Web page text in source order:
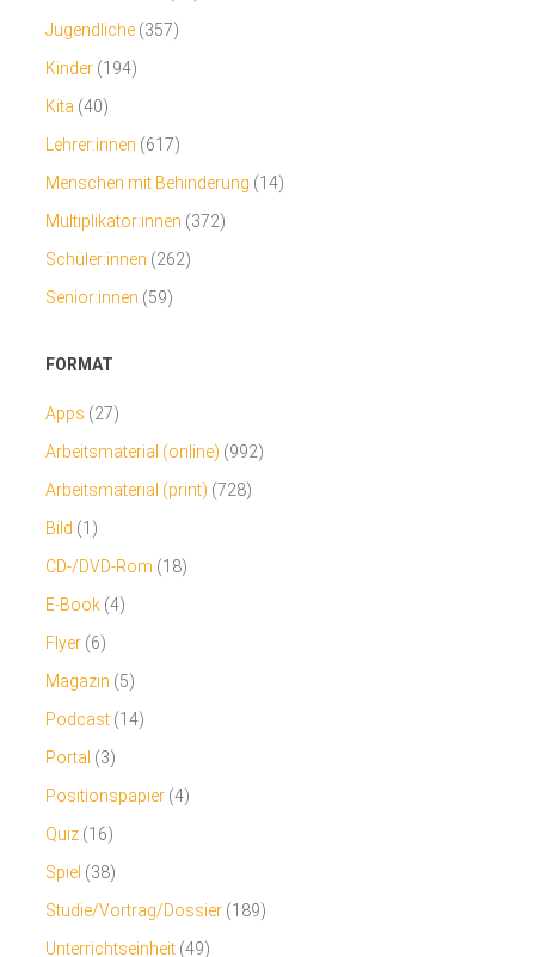
Jugendliche (357)
Kinder (194)
Kita (40)
Lehrer:innen (617)
Menschen mit Behinderung (14)
Multiplikator:innen (372)
Schüler:innen (262)
Senior:innen (59)
FORMAT
Apps (27)
Arbeitsmaterial (online) (992)
Arbeitsmaterial (print) (728)
Bild (1)
CD-/DVD-Rom (18)
E-Book (4)
Flyer (6)
Magazin (5)
Podcast (14)
Portal (3)
Positionspapier (4)
Quiz (16)
Spiel (38)
Studie/Vortrag/Dossier (189)
Unterrichtseinheit (49)